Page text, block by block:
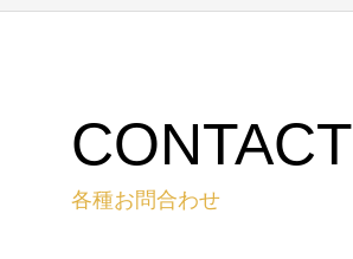
CONTACT
各種お問合わせ